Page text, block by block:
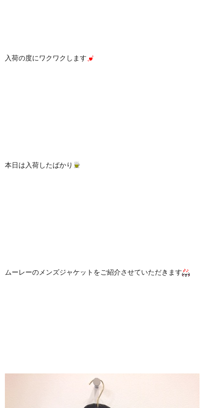
入荷の度にワクワクします
本日は入荷したばかり
ムーレーのメンズジャケットをご紹介させていただきます